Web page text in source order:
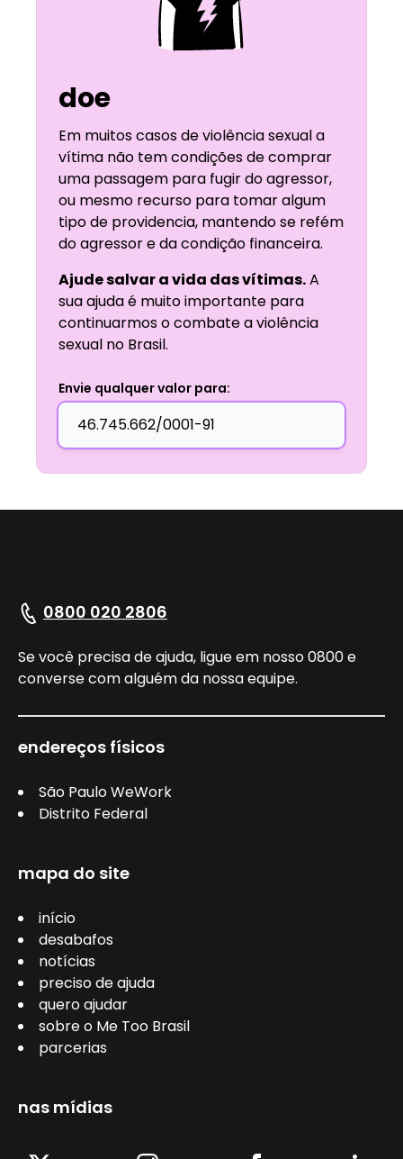
doe
Em muitos casos de violência sexual a
vítima não tem condições de comprar
uma passagem para fugir do agressor,
ou mesmo recurso para tomar algum
tipo de providencia, mantendo se refém
do agressor e da condição financeira.
Ajude salvar a vida das vítimas.A
sua ajuda é muito importante para
continuarmos o combate a violência
sexual no Brasil.
Envie qualquer valor para:
0800 020 2806
Se você precisa de ajuda, ligue em nosso 0800 e
converse com alguém da nossa equipe.
endereços físicos
São Paulo WeWork
Distrito Federal
mapa do site
início
desabafos
notícias
preciso de ajuda
quero ajudar
sobre o Me Too Brasil
parcerias
nas mídias